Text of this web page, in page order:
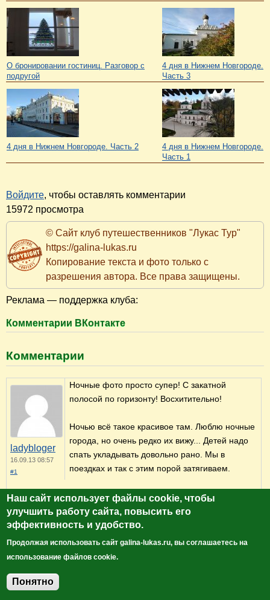
О бронировании гостиниц. Разговор с
подругой
4 дня в Нижнем Новгороде.
Часть 3
4 дня в Нижнем Новгороде. Часть 2
4 дня в Нижнем Новгороде.
Часть 1
Войдите, чтобы оставлять комментарии
15972 просмотра
© Сайт клуб путешественников "Лукас Тур"
https://galina-lukas.ru
Копирование текста и фото только с
разрешения автора. Все права защищены.
Реклама — поддержка клуба:
Комментарии ВКонтакте
Комментарии
ladybloger
16.09.13 08:57
#1
Ночные фото просто супер! С закатной
полосой по горизонту! Восхитительно!
Ночью всё такое красивое там. Люблю ночные
города, но очень редко их вижу... Детей надо
спать укладывать довольно рано. Мы в
поездках и так с этим порой затягиваем.
Очень хотела погулять по ночному Владимиру, например, да
так и не получилось...
Войдите, чтобы оставлять комментарии
У нас есть маленький секрет. Вечерами мы
гуляем все вместе, часов до 10, а то и 11.
Наш сайт использует файлы cookie, чтобы
улучшить работу сайта, повысить его
эффективность и удобство.
Продолжая использовать сайт galina-lukas.ru, вы соглашаетесь на
использование файлов cookie.
Понятно